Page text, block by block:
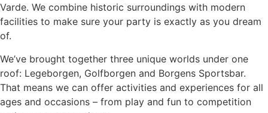
Varde. We combine historic surroundings with modern
facilities to make sure your party is exactly as you dream
of.
We’ve brought together three unique worlds under one
roof: Legeborgen, Golfborgen and Borgens Sportsbar.
That means we can offer activities and experiences for all
ages and occasions – from play and fun to competition